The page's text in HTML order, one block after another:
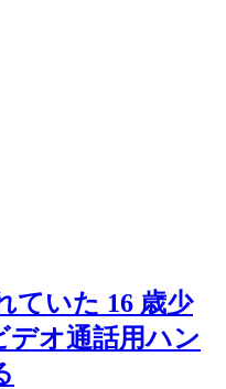
ていた 16 歳少
デオ通話用ハン